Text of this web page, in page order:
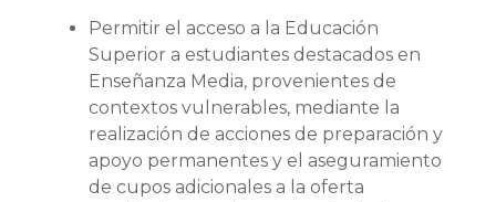
Permitir el acceso a la Educación
Superior a estudiantes destacados en
Enseñanza Media, provenientes de
contextos vulnerables, mediante la
realización de acciones de preparación y
apoyo permanentes y el aseguramiento
de cupos adicionales a la oferta